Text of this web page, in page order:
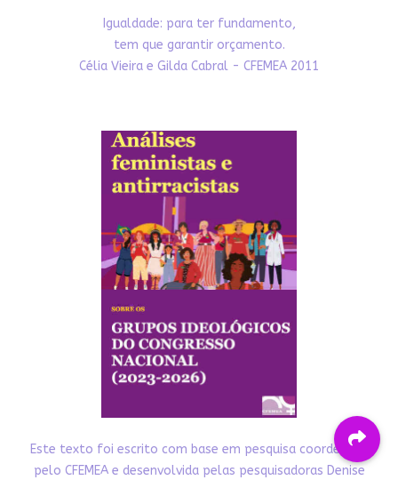
Igualdade: para ter fundamento,
tem que garantir orçamento.
Célia Vieira e Gilda Cabral - CFEMEA 2011
Este texto foi escrito com base em pesquisa coordenada
pelo CFEMEA e desenvolvida pelas pesquisadoras Denise